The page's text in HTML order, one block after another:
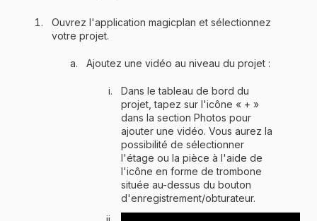
Ouvrez l'application magicplan et sélectionnez
votre projet.
Ajoutez une vidéo au niveau du projet :
Dans le tableau de bord du
projet, tapez sur l'icône « + »
dans la section Photos pour
ajouter une vidéo. Vous aurez la
possibilité de sélectionner
l'étage ou la pièce à l'aide de
l'icône en forme de trombone
située au-dessus du bouton
d'enregistrement/obturateur.